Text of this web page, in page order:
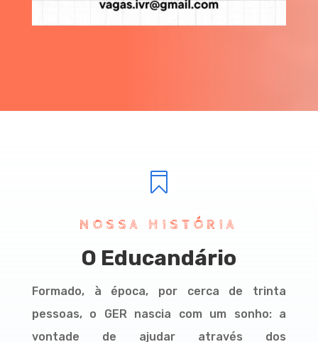

NOSSA HISTÓRIA
O Educandário
Formado, à época, por cerca de trinta
pessoas, o GER nascia com um sonho: a
vontade de ajudar através dos